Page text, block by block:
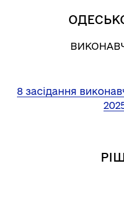
8 засідання